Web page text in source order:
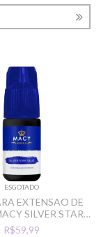
ESGOTADO
EXTENSAO DE
SILVER STAR
1 SEG 3ML
R$59,99